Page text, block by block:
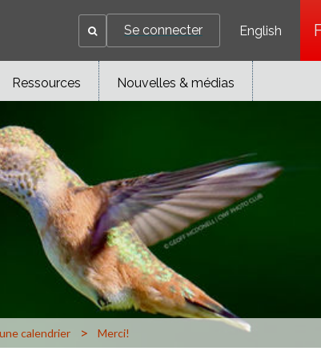
Se connecter English
Ressources Nouvelles & médias
calendrier > Merci!